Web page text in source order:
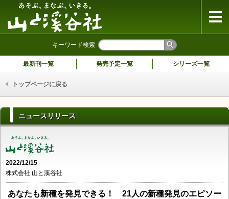
キーワード検索
最新刊一覧 発売予定一覧 シリーズ一覧
トップページに戻る
ニュースリリース
2022/12/15
株式会社 山と溪谷社
あなたも新種を発見できる！ 21人の新種発見のエピソー